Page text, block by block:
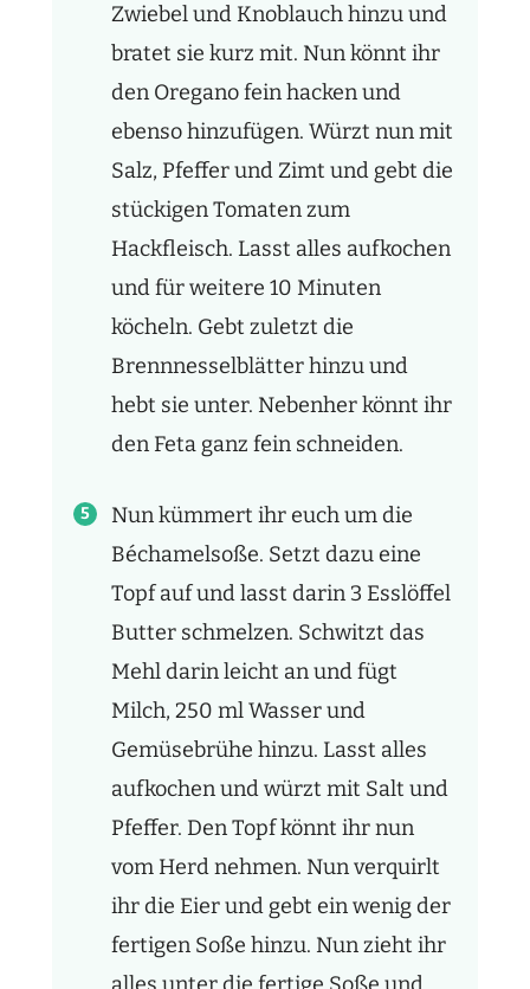
Zwiebel und Knoblauch hinzu und
bratet sie kurz mit. Nun könnt ihr
den Oregano fein hacken und
ebenso hinzufügen. Würzt nun mit
Salz, Pfeffer und Zimt und gebt die
stückigen Tomaten zum
Hackfleisch. Lasst alles aufkochen
und für weitere 10 Minuten
köcheln. Gebt zuletzt die
Brennnesselblätter hinzu und
hebt sie unter. Nebenher könnt ihr
den Feta ganz fein schneiden.
Nun kümmert ihr euch um die
Béchamelsoße. Setzt dazu eine
Topf auf und lasst darin 3 Esslöffel
Butter schmelzen. Schwitzt das
Mehl darin leicht an und fügt
Milch, 250 ml Wasser und
Gemüsebrühe hinzu. Lasst alles
aufkochen und würzt mit Salt und
Pfeffer. Den Topf könnt ihr nun
vom Herd nehmen. Nun verquirlt
ihr die Eier und gebt ein wenig der
fertigen Soße hinzu. Nun zieht ihr